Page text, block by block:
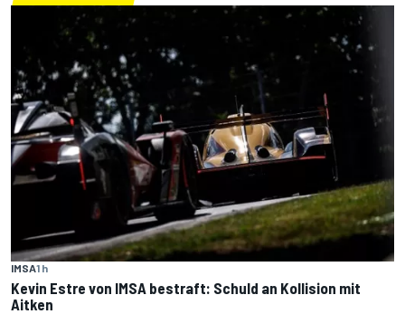
IMSA1 h
Kevin Estre von IMSA bestraft: Schuld an Kollision mit
Aitken